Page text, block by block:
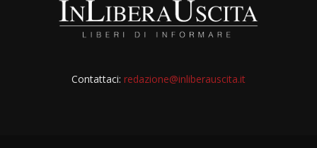
Contattaci: redazione@inliberauscita.it